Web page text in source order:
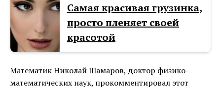
Самая красивая грузинка,
просто пленяет своей
красотой
Математик Николай Шамаров, доктор физико-
математических наук, прокомментировал этот